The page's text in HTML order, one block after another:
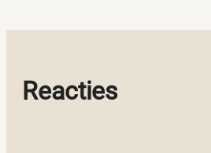
Reacties